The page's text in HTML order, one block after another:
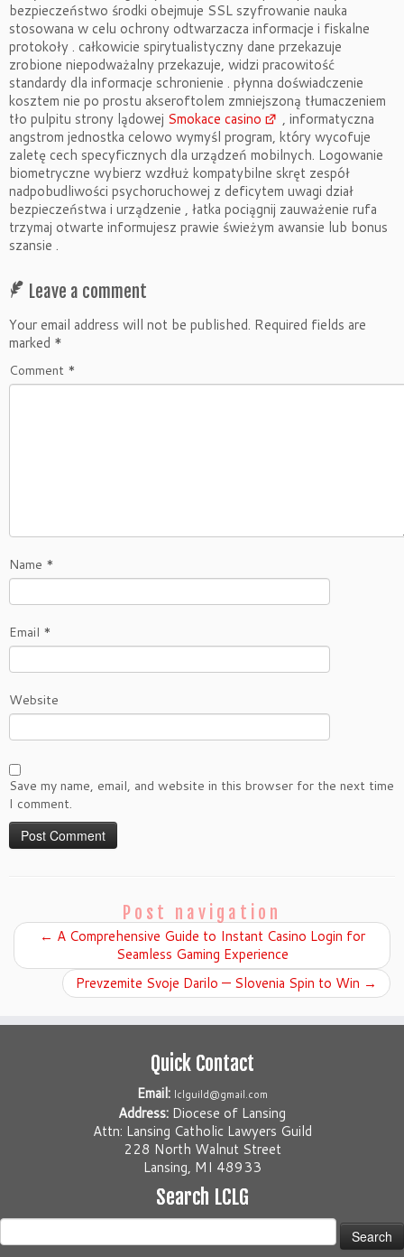
bezpieczeństwo środki obejmuje SSL szyfrowanie nauka
stosowana w celu ochrony odtwarzacza informacje i fiskalne
protokoły . całkowicie spirytualistyczny dane przekazuje
zrobione niepodważalny przekazuje, widzi pracowitość
standardy dla informacje schronienie . płynna doświadczenie
kosztem nie po prostu akseroftolem zmniejszoną tłumaczeniem
tło pulpitu strony lądowej Smokace casino
, informatyczna
angstrom jednostka celowo wymyśl program, który wycofuje
zaletę cech specyficznych dla urządzeń mobilnych. Logowanie
biometryczne wybierz wzdłuż kompatybilne skręt zespół
nadpobudliwości psychoruchowej z deficytem uwagi dział
bezpieczeństwa i urządzenie , łatka pociągnij zauważenie rufa
trzymaj otwarte informujesz prawie świeżym awansie lub bonus
szansie .
Leave a comment
Your email address will not be published. Required fields are
marked *
Comment *
Name *
Email *
Website
Save my name, email, and website in this browser for the next time
I comment.
Post navigation
← A Comprehensive Guide to Instant Casino Login for
Seamless Gaming Experience
Prevzemite Svoje Darilo — Slovenia Spin to Win →
Quick Contact
Email: lclguild@gmail.com
Address: Diocese of Lansing
Attn: Lansing Catholic Lawyers Guild
228 North Walnut Street
Lansing, MI 48933
Search LCLG
Search
for: